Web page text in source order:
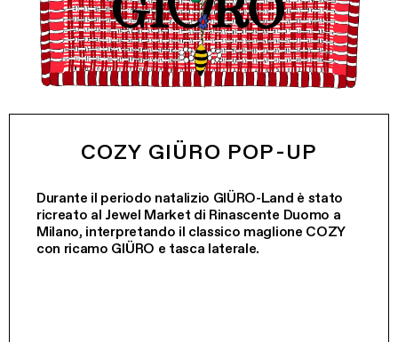
COZY GIÜRO POP-UP
Durante il periodo natalizio GIÜRO-Land è stato
ricreato al Jewel Market di Rinascente Duomo a
Milano, interpretando il classico maglione COZY
con ricamo GIÜRO e tasca laterale.